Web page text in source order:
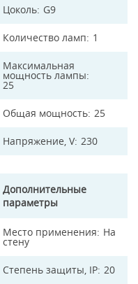
Цоколь G9
Количество ламп 1
Максимальная
мощность лампы
25
Общая мощность 25
Напряжение, V 230
Дополнительные
параметры
Место применения На
стену
Степень защиты, IP 20